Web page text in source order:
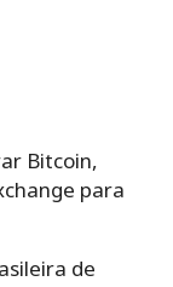
Bitcoin,
para
de